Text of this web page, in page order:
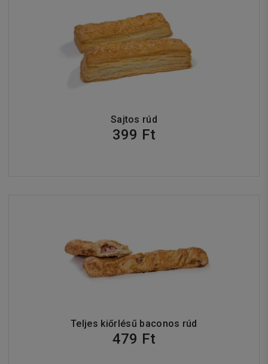
Sajtos rúd
399 Ft
Teljes kiőrlésű baconos rúd
479 Ft